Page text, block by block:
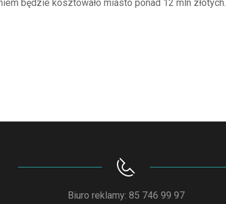
będzie kosztowało miasto ponad 12 mln złotych.
Biuro reklamy: 85 746 99 97